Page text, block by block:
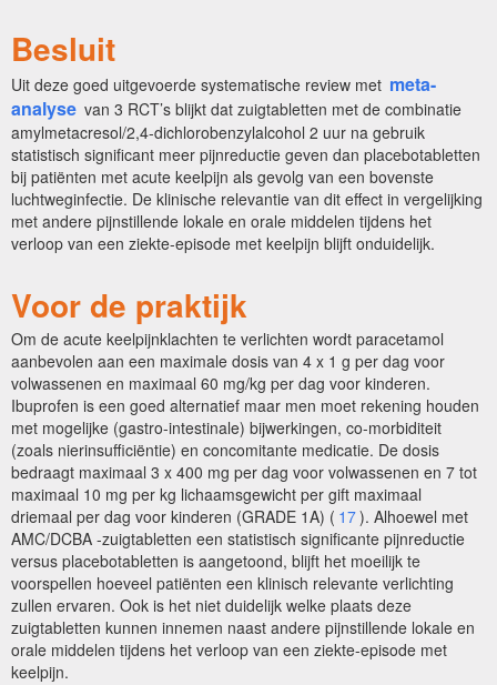
Besluit
Uit deze goed uitgevoerde systematische review met meta-
analyse van 3 RCT’s blijkt dat zuigtabletten met de combinatie
amylmetacresol/2,4-dichlorobenzylalcohol 2 uur na gebruik
statistisch significant meer pijnreductie geven dan placebotabletten
bij patiënten met acute keelpijn als gevolg van een bovenste
luchtweginfectie. De klinische relevantie van dit effect in vergelijking
met andere pijnstillende lokale en orale middelen tijdens het
verloop van een ziekte-episode met keelpijn blijft onduidelijk.
Voor de praktijk
Om de acute keelpijnklachten te verlichten wordt paracetamol
aanbevolen aan een maximale dosis van 4 x 1 g per dag voor
volwassenen en maximaal 60 mg/kg per dag voor kinderen.
Ibuprofen is een goed alternatief maar men moet rekening houden
met mogelijke (gastro-intestinale) bijwerkingen, co-morbiditeit
(zoals nierinsufficiëntie) en concomitante medicatie. De dosis
bedraagt maximaal 3 x 400 mg per dag voor volwassenen en 7 tot
maximaal 10 mg per kg lichaamsgewicht per gift maximaal
driemaal per dag voor kinderen (GRADE 1A) ( 17). Alhoewel met
AMC/DCBA -zuigtabletten een statistisch significante pijnreductie
versus placebotabletten is aangetoond, blijft het moeilijk te
voorspellen hoeveel patiënten een klinisch relevante verlichting
zullen ervaren. Ook is het niet duidelijk welke plaats deze
zuigtabletten kunnen innemen naast andere pijnstillende lokale en
orale middelen tijdens het verloop van een ziekte-episode met
keelpijn.